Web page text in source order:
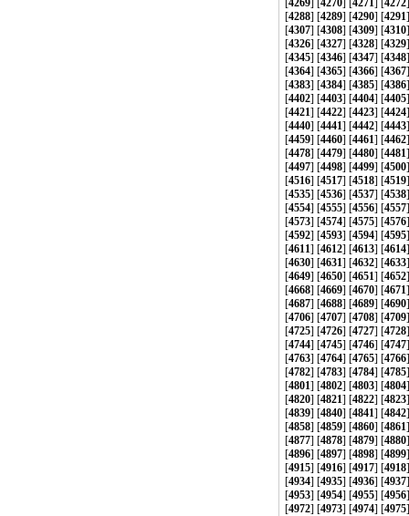
4269 4270 4271 4272
[4288] [4289] [4290] [4291
[4307] [4308] [4309] [4310
[4326] [4327] [4328] [4329
[4345] [4346] [4347] [4348
[4364] [4365] [4366] [4367
[4383] [4384] [4385] [4386
[4402] [4403] [4404] [4405
[4421] [4422] [4423] [4424
[4440] [4441] [4442] [4443
[4459] [4460] [4461] [4462
[4478] [4479] [4480] [4481
[4497] [4498] [4499] [4500
[4516] [4517] [4518] [4519
[4535] [4536] [4537] [4538
[4554] [4555] [4556] [4557
[4573] [4574] [4575] [4576
[4592] [4593] [4594] [4595
[4611] [4612] [4613] [4614
[4630] [4631] [4632] [4633
[4649] [4650] [4651] [4652
[4668] [4669] [4670] [4671
[4687] [4688] [4689] [4690
[4706] [4707] [4708] [4709
[4725] [4726] [4727] [4728
[4744] [4745] [4746] [4747
[4763] [4764] [4765] [4766
[4782] [4783] [4784] [4785
[4801] [4802] [4803] [4804
[4820] [4821] [4822] [4823
[4839] [4840] [4841] [4842
[4858] [4859] [4860] [4861
[4877] [4878] [4879] [4880
[4896] [4897] [4898] [4899
[4915] [4916] [4917] [4918
[4934] [4935] [4936] [4937
[4953] [4954] [4955] [4956
[4972] [4973] [4974] [4975